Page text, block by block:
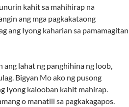
kahit sa mahihirap na
ang mga pagkakataong
ang Iyong kaharian sa pamamagitan
ang lahat ng panghihina ng loob,
Bigyan Mo ako ng pusong
Iyong kalooban kahit mahirap.
o manatili sa pagkakagapos.